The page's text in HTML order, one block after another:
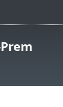
Prem